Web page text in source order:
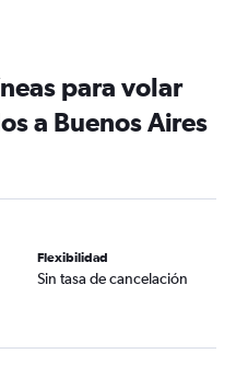
para volar
a Buenos Aires
Flexibilidad
Sin tasa de cancelación